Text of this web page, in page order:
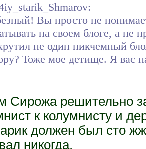
Вы просто не
на своем блоге, а не
не один никчемный
Тоже мое детище. Я вас
Сирожа решительно
к колумнисту и
должен был сто
никогда.